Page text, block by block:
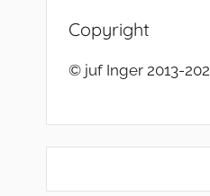
Copyright
© juf Inger 2013-